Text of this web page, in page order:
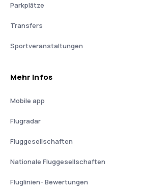
Parkplätze
Transfers
Sportveranstaltungen
Mehr Infos
Mobile app
Flugradar
Fluggesellschaften
Nationale Fluggesellschaften
Fluglinien- Bewertungen